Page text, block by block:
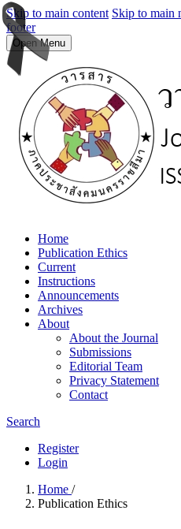
Skip to main content Skip to main
footer
Open Menu
Home
Publication Ethics
Current
Instructions
Announcements
Archives
About
About the Journal
Submissions
Editorial Team
Privacy Statement
Contact
Search
Register
Login
Home /
Publication Ethics